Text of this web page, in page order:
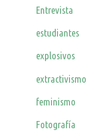
Entrevista
estudiantes
explosivos
extractivismo
feminismo
Fotografía